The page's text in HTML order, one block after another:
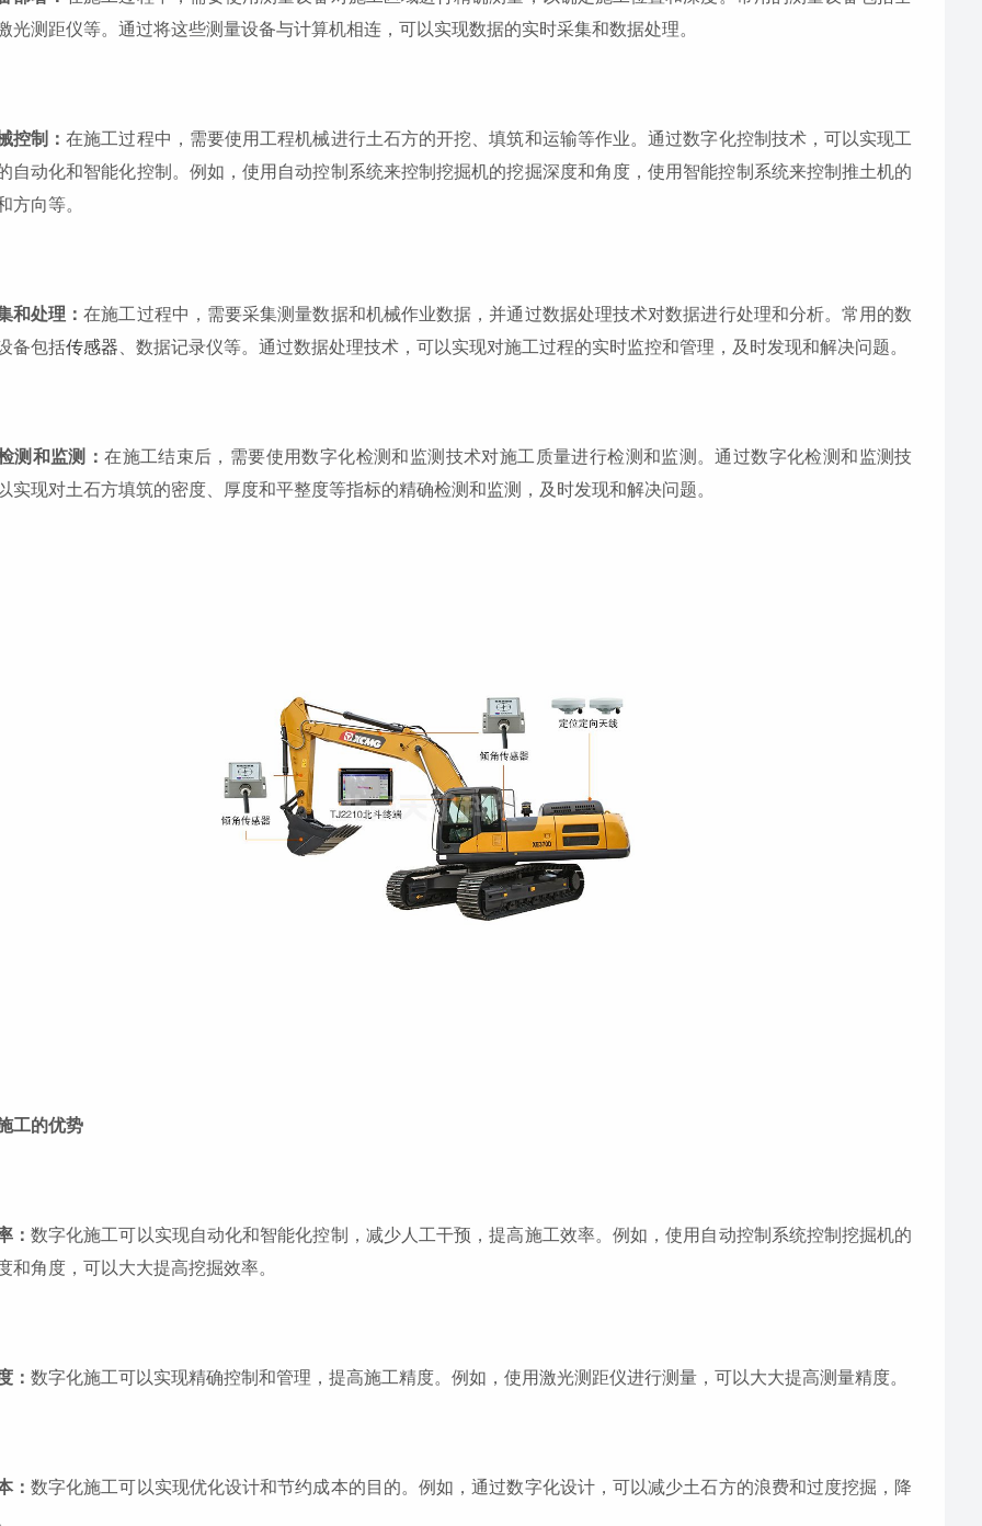
光测距仪等。通过将这些测量设备与计算机相连，可以实现数据的实时采集和数据处理。
控制：在施工过程中，需要使用工程机械进行土石方的开挖、填筑和运输等作业。通过数字化控制技术，可以实现工
自动化和智能化控制。例如，使用自动控制系统来控制挖掘机的挖掘深度和角度，使用智能控制系统来控制推土机的
方向等。
和处理：在施工过程中，需要采集测量数据和机械作业数据，并通过数据处理技术对数据进行处理和分析。常用的数
备包括传感器 、数据记录仪等。通过数据处理技术，可以实现对施工过程的实时监控和管理，及时发现和解决问题。
测和监测：在施工结束后，需要使用数字化检测和监测技术对施工质量进行检测和监测。通过数字化检测和监测技
实现对土石方填筑的密度、厚度和平整度等指标的精确检测和监测，及时发现和解决问题。
工的优势
：数字化施工可以实现自动化和智能化控制，减少人工干预，提高施工效率。例如，使用自动控制系统控制挖掘机的
和角度，可以大大提高挖掘效率。
： 数字化施工可以实现精确控制和管理，提高施工精度。例如，使用激光测距仪进行测量，可以大大提高测量精度。
：数字化施工可以实现优化设计和节约成本的目的。例如，通过数字化设计，可以减少土石方的浪费和过度挖掘，降